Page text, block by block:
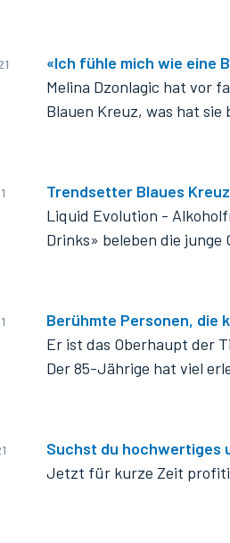
«Ich fühle mich wie eine
Melina Dzonlagic hat vor
Blauen Kreuz, was hat
Trendsetter Blaues Kreuz
Liquid Evolution -
Drinks» beleben die junge
Berühmte Personen, die
Er ist das Oberhaupt der
Der 85-Jährige hat viel
Suchst du hochwertiges
Jetzt für kurze Zeit